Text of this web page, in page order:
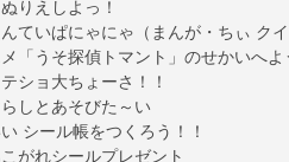
りえしよっ！
ていぱにゃにゃ（まんが・ちぃ クイ
「うそ探偵トマント」のせかいへよ
ショ大ちょーさ！！
しとあそびた～い
シール帳をつくろう！！
がれシールプレゼント